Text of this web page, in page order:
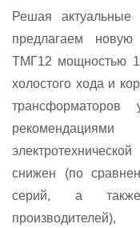
Решая актуальные
предлагаем
ТМГ12 мощностью
холостого хода и
трансформаторов
снижен (по
серий, а также